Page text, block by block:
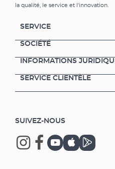
la qualité, le service et l'innovation.
SERVICE
SOCIÉTÉ
INFORMATIONS
SERVICE CLIENTÈLE
SUIVEZ-NOUS